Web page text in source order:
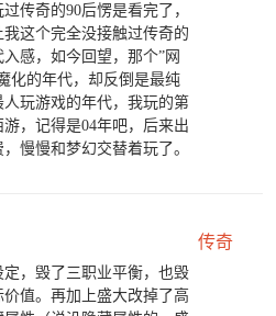
传奇的90后愣是看完了，
这个完全没接触过传奇的
感，如今回望，那个”网
化的年代，却反倒是最纯
玩游戏的年代，我玩的第
，记得是04年吧，后来出
慢慢和梦幻交替着玩了。
传奇
，毁了三职业平衡，也毁
价值。再加上盛大改掉了高